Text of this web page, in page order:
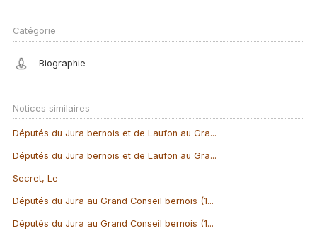
Catégorie
Biographie
Notices similaires
Députés du Jura bernois et de Laufon au Gra...
Députés du Jura bernois et de Laufon au Gra...
Secret, Le
Députés du Jura au Grand Conseil bernois (1...
Députés du Jura au Grand Conseil bernois (1...